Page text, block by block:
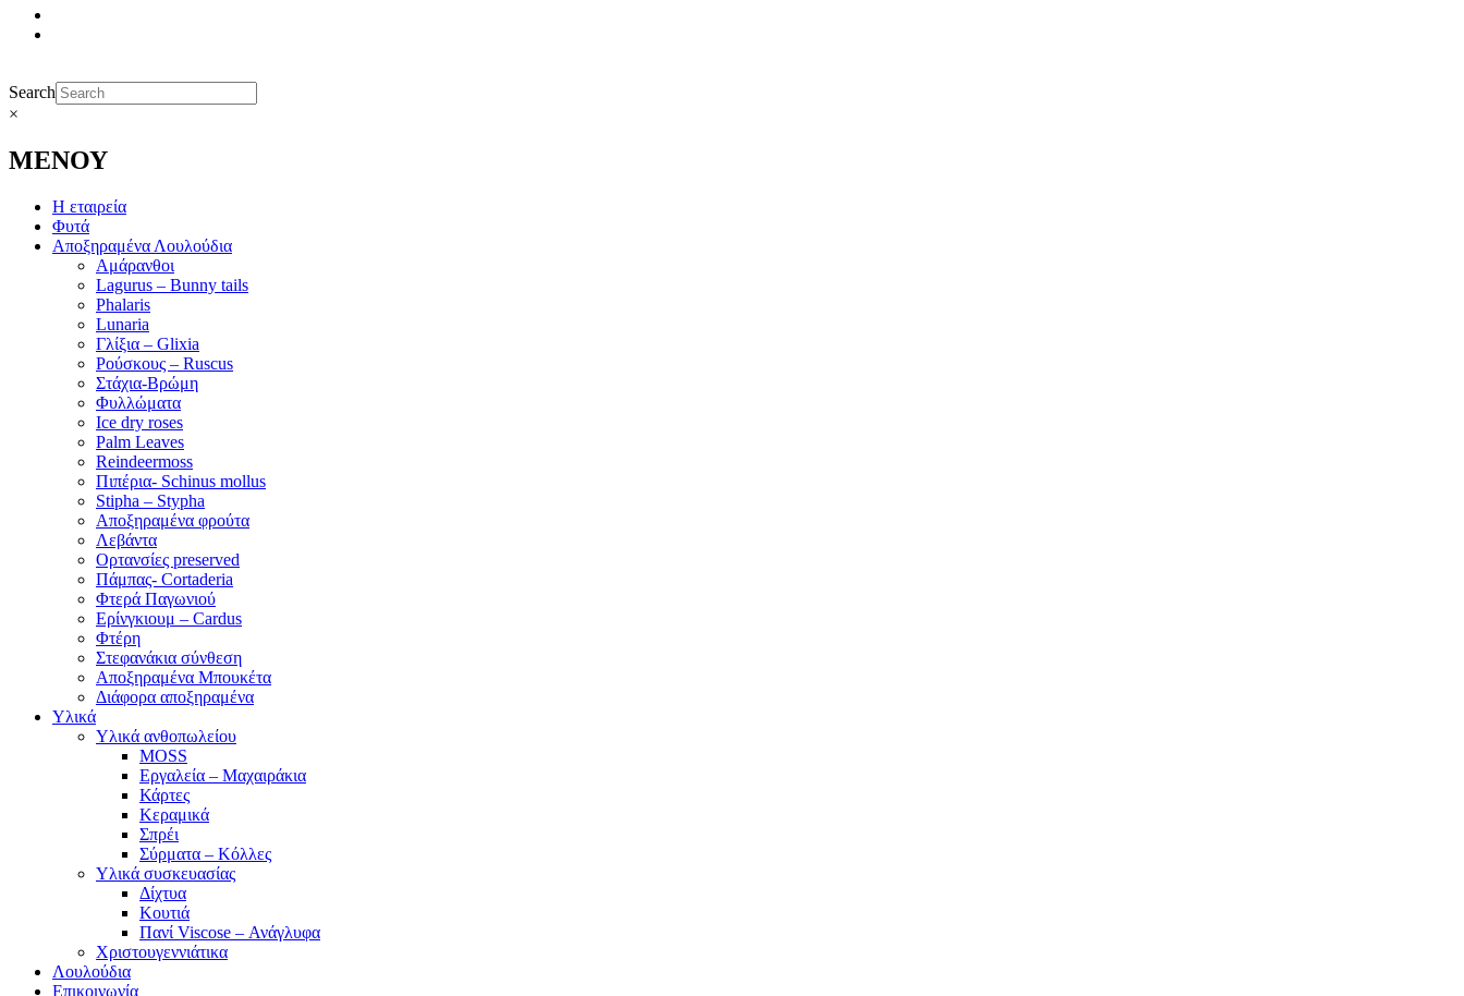
Search
×
ΜΕΝΟΥ
Η εταιρεία
Φυτά
Αποξηραμένα Λουλούδια
Αμάρανθοι
Lagurus – Bunny tails
Phalaris
Lunaria
Γλίξια – Glixia
Ρούσκους – Ruscus
Στάχια-Βρώμη
Φυλλώματα
Ice dry roses
Palm Leaves
Reindeermoss
Πιπέρια- Schinus mollus
Stipha – Stypha
Αποξηραμένα φρούτα
Λεβάντα
Ορτανσίες preserved
Πάμπας- Cortaderia
Φτερά Παγωνιού
Ερίνγκιουμ – Cardus
Φτέρη
Στεφανάκια σύνθεση
Αποξηραμένα Μπουκέτα
Διάφορα αποξηραμένα
Υλικά
Υλικά ανθοπωλείου
MOSS
Εργαλεία – Μαχαιράκια
Κάρτες
Κεραμικά
Σπρέι
Σύρματα – Κόλλες
Υλικά συσκευασίας
Δίχτυα
Κουτιά
Πανί Viscose – Ανάγλυφα
Χριστουγεννιάτικα
Λουλούδια
Επικοινωνία